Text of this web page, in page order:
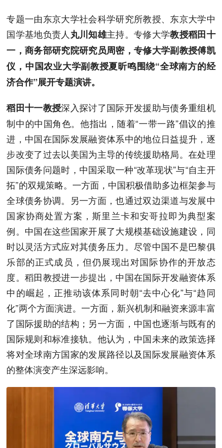
专题一由东京大学社会科学研究所教授、东京大学中
国学基地负责人 丸川知雄主持。专修大学教授稻田十
一，商务部研究院研究员周密，专修大学副教授傅凯
仪，中国农业大学副教授夏昕鸣围绕“全球南方的经
济合作”展开专题演讲。
稻田十一教授深入探讨了国际开发援助与债务重组机
制中的中国角色。他指出，随着“一带一路”倡议的推
进，中国在国际发展融资体系中的地位日益提升，逐
步改变了过去以美国为主导的传统援助格局。在处理
国际债务问题时，中国采取一种“改革现状”与“自主开
拓”的双规策略。一方面，中国积极借助多边框架参与
全球债务协调。另一方面，也通过双边渠道与发展中
国家协商处置方案，斯里兰卡和安哥拉即为典型案
例。中国在这些国家开展了大规模基础设施建设，同
时以灵活方式应对其债务压力。尽管中国不是巴黎俱
乐部的正式成员，但仍展现出对国际协作的开放态
度。稻田教授进一步提出，中国在国际开发融资体系
中的崛起，正推动该体系同时朝“去中心化”与“趋同
化”两个方面演进。一方面，新兴机制和融资来源丰富
了国际援助的结构；另一方面，中国也逐渐与既有的
国际规则和标准接轨。他认为，中国未来的政策选择
将对全球南方国家的发展路径以及国际发展融资体系
的整体演变产生深远影响。